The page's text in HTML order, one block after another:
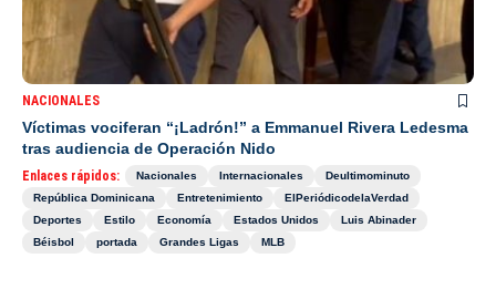
NACIONALES
Víctimas vociferan “¡Ladrón!” a Emmanuel Rivera Ledesma
tras audiencia de Operación Nido
Enlaces rápidos: Nacionales Internacionales
Deultimominuto
República Dominicana
Entretenimiento
ElPeriódicodelaVerdad
Deportes
Estilo Economía Estados Unidos
Luis Abinader
Béisbol
portada Grandes Ligas MLB